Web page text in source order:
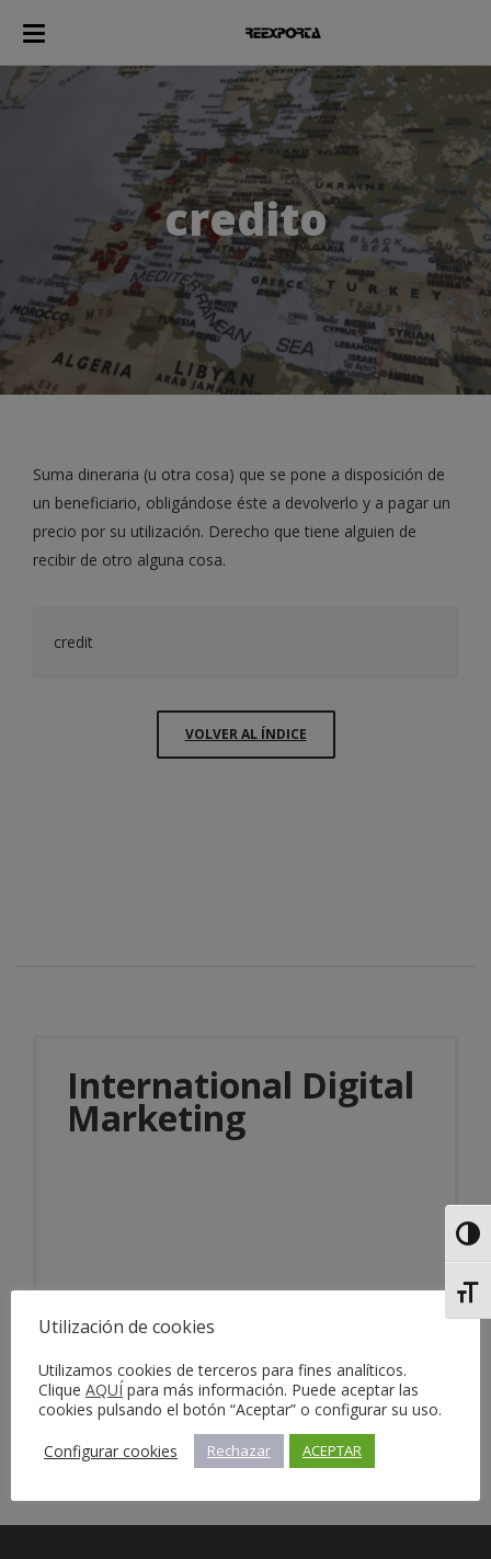
credito
Suma dineraria (u otra cosa) que se pone a disposición de
un beneficiario, obligándose éste a devolverlo y a pagar un
precio por su utilización. Derecho que tiene alguien de
recibir de otro alguna cosa.
credit
VOLVER AL ÍNDICE
International Digital
Marketing
Utilización de cookies
Utilizamos cookies de terceros para fines analíticos.
Clique AQUÍ para más información. Puede aceptar las
cookies pulsando el botón “Aceptar” o configurar su uso.
Configurar cookies
Rechazar ACEPTAR